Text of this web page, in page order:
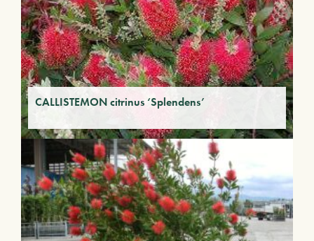
CALLISTEMON citrinus ‘Splendens’